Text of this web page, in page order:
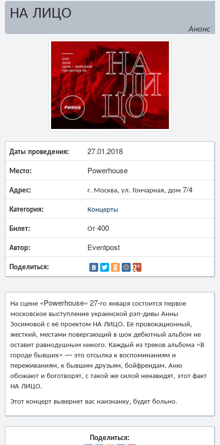
НА ЛИЦО
Анонс
Даты проведения: 27.01.2018
Место: Powerhouse
Адрес: г. Москва, ул. Гончарная, дом 7/4
Категория: Концерты
Билет: От 400
Автор: Eventpost
Поделиться:
На сцене «Powerhouse» 27-го января состоится первое
московское выступление украинской рэп-дивы Анны
Зосимовой с её проектом НА ЛИЦО. Её провокационный,
жесткий, местами повергающий в шок дебютный альбом не
оставит равнодушным никого. Каждый из треков альбома «В
городе бывших» — это отсылка к воспоминаниям и
переживаниям, к бывшим друзьям, бойфрендам. Аню
обожают и боготворят, с такой же силой ненавидят, этот факт
НА ЛИЦО.
Этот концерт вывернет вас наизнанку, будет больно.
Поделиться: